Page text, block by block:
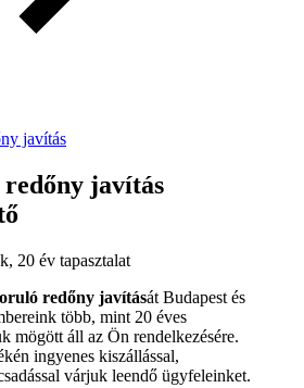
javítás
redőny javítás
20 év tapasztalat
redőny javítását Budapest és
több, mint 20 éves
mögött áll az Ön rendelkezésére.
ingyenes kiszállással,
várjuk leendő ügyfeleinket.